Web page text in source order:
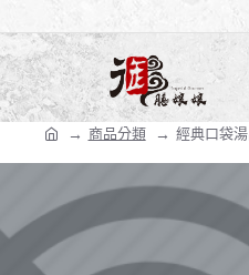
商品分類 經典口袋